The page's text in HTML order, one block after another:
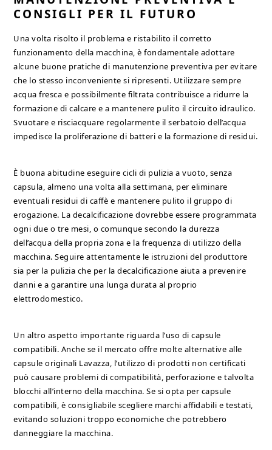
CONSIGLI PER IL FUTURO
Una volta risolto il problema e ristabilito il corretto
funzionamento della macchina, è fondamentale adottare
alcune buone pratiche di manutenzione preventiva per evitare
che lo stesso inconveniente si ripresenti. Utilizzare sempre
acqua fresca e possibilmente filtrata contribuisce a ridurre la
formazione di calcare e a mantenere pulito il circuito idraulico.
Svuotare e risciacquare regolarmente il serbatoio dell’acqua
impedisce la proliferazione di batteri e la formazione di residui.
È buona abitudine eseguire cicli di pulizia a vuoto, senza
capsula, almeno una volta alla settimana, per eliminare
eventuali residui di caffè e mantenere pulito il gruppo di
erogazione. La decalcificazione dovrebbe essere programmata
ogni due o tre mesi, o comunque secondo la durezza
dell’acqua della propria zona e la frequenza di utilizzo della
macchina. Seguire attentamente le istruzioni del produttore
sia per la pulizia che per la decalcificazione aiuta a prevenire
danni e a garantire una lunga durata al proprio
elettrodomestico.
Un altro aspetto importante riguarda l’uso di capsule
compatibili. Anche se il mercato offre molte alternative alle
capsule originali Lavazza, l’utilizzo di prodotti non certificati
può causare problemi di compatibilità, perforazione e talvolta
blocchi all’interno della macchina. Se si opta per capsule
compatibili, è consigliabile scegliere marchi affidabili e testati,
evitando soluzioni troppo economiche che potrebbero
danneggiare la macchina.